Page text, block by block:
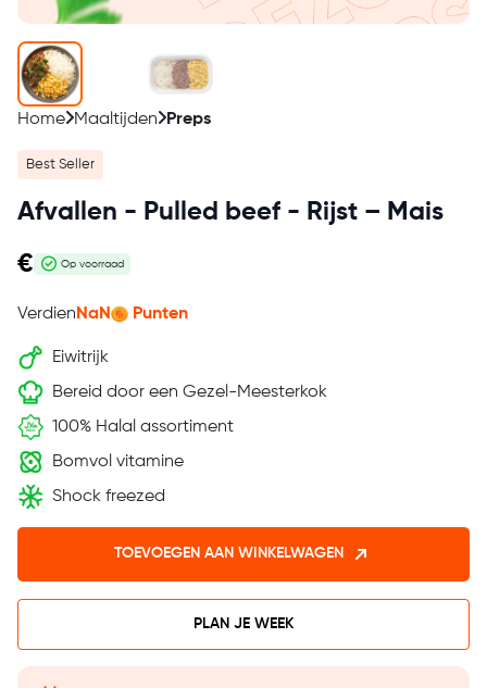
Home Maaltijden Preps
Best Seller
Afvallen - Pulled beef - Rijst – Mais
€
Op voorraad
Verdien NaN Punten
Eiwitrijk
Bereid door een Gezel-Meesterkok
100% Halal assortiment
Bomvol vitamine
Shock freezed
TOEVOEGEN AAN WINKELWAGEN
PLAN JE WEEK